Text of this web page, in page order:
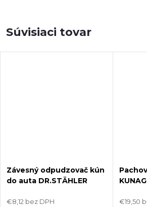
Súvisiaci tovar
Závesný odpudzovač kún
do auta DR.STÄHLER
€8,12 bez DPH €19,50